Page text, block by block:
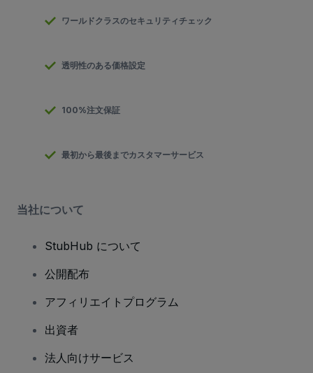
ワールドクラスのセキュリティチェック
透明性のある価格設定
100%注文保証
最初から最後までカスタマーサービス
当社について
StubHub について
公開配布
アフィリエイトプログラム
出資者
法人向けサービス